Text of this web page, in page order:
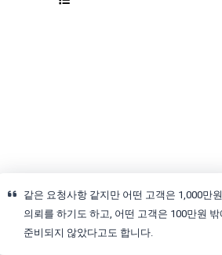
같은 요청사항 같지만 어떤 고객은 1,000만
의뢰를 하기도 하고, 어떤 고객은 100만원 밖
준비되지 않았다고도 합니다.